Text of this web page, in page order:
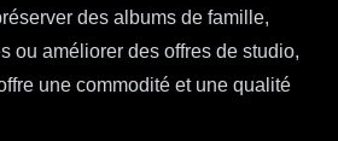
des albums de famille,
ou améliorer des offres de studio,
une commodité et une qualité